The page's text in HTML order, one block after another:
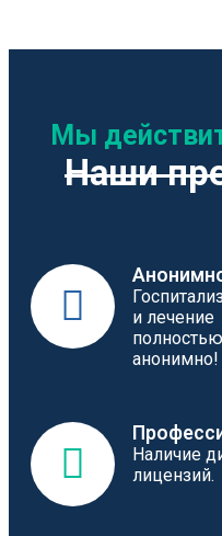
Мы
Наши
и лечение
полностью
анонимно!
Наличие
лицензий.